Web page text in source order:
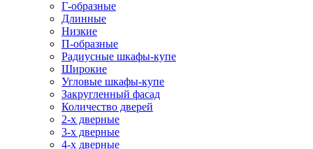
Г-образные
Длинные
Низкие
П-образные
Радиусные шкафы-купе
Широкие
Угловые шкафы-купе
Закругленный фасад
Количество дверей
2-х дверные
3-х дверные
4-х дверные